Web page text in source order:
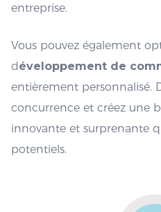
entreprise.
Vous pouvez également
développement de
entièrement personnalisé.
concurrence et créez une
innovante et surprenante
potentiels.